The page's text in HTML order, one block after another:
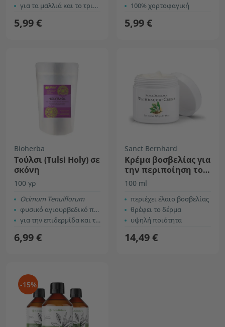
για τα μαλλιά και το τριχωτό της κεφαλής
5,99 €
100% χορτοφαγική
5,99 €
Bioherba
Τούλσι (Tulsi Holy) σε
σκόνη
100 γρ
Ocimum Tenuiflorum
φυσικό αγιουρβεδικό προϊόν
για την επιδερμίδα και τα μαλλιά
6,99 €
Sanct Bernhard
Κρέμα βοσβελίας για
την περιποίηση του
δέρματος
100 ml
περιέχει έλαιο βοσβελίας
θρέφει το δέρμα
υψηλή ποιότητα
14,49 €
-15%